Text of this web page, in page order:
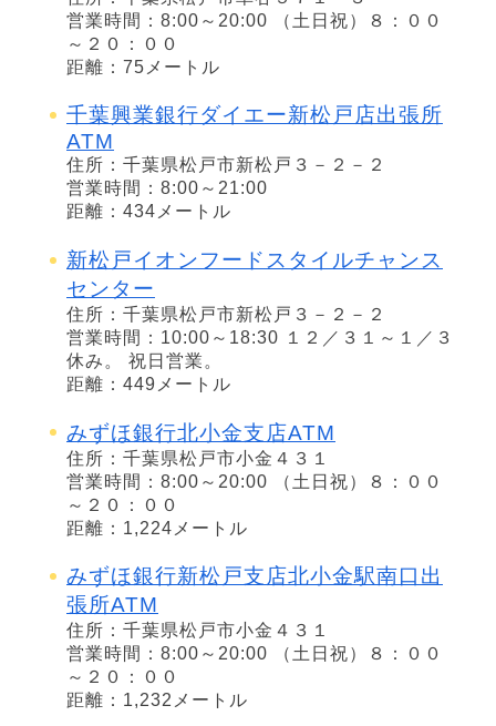
営業時間：8:00～20:00 （土日祝）８：００
～２０：００
距離：75メートル
千葉興業銀行ダイエー新松戸店出張所
ATM
住所：千葉県松戸市新松戸３－２－２
営業時間：8:00～21:00
距離：434メートル
新松戸イオンフードスタイルチャンス
センター
住所：千葉県松戸市新松戸３－２－２
営業時間：10:00～18:30 １２／３１～１／３
休み。 祝日営業。
距離：449メートル
みずほ銀行北小金支店ATM
住所：千葉県松戸市小金４３１
営業時間：8:00～20:00 （土日祝）８：００
～２０：００
距離：1,224メートル
みずほ銀行新松戸支店北小金駅南口出
張所ATM
住所：千葉県松戸市小金４３１
営業時間：8:00～20:00 （土日祝）８：００
～２０：００
距離：1,232メートル